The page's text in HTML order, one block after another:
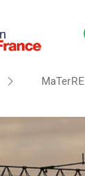
MaTerRE